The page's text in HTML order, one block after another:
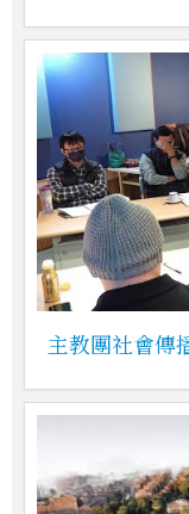
主教團社會傳